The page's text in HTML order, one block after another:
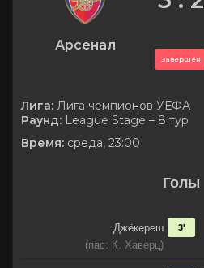
Арсенал
Завершён
Лига: Лига чемпионов УЕФА
Раунд: League Stage – 8 тур
Время: среда, 23:00
Голы
Джёкереш
(пас: К. Хаверц)
3'